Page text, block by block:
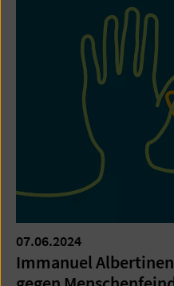
07.06.2024
Immanuel